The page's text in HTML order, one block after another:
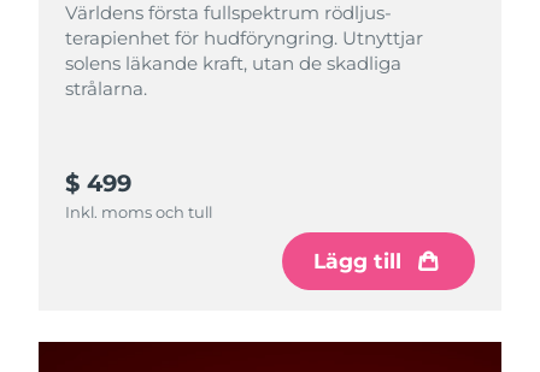
Världens första fullspektrum rödljus-
terapienhet för hudföryngring. Utnyttjar
solens läkande kraft, utan de skadliga
strålarna.
$ 499
Inkl. moms och tull
Lägg till